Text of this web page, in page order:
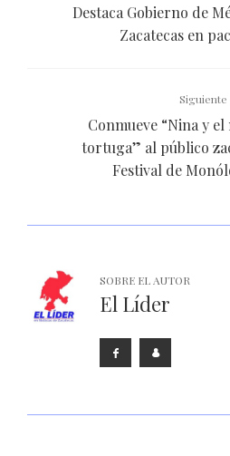
Destaca Gobierno de
Zacatecas en
Siguiente
Conmueve “Nina y
tortuga” al público
Festival de
SOBRE EL AUTOR
El Líder